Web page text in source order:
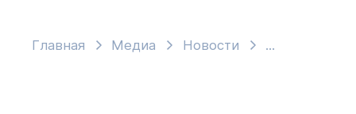
Главная Медиа Новости